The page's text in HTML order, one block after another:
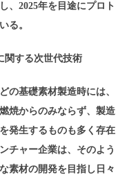
、2025年を目途にプロト
る。
関する次世代技術
の基礎素材製造時には、
焼からのみならず、製造
発生するものも多く存在
チャー企業は、そのよう
素材の開発を目指し日々